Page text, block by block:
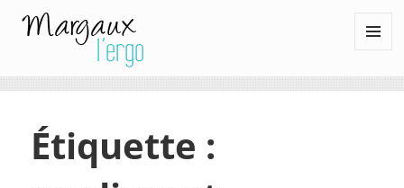
Margaux l'ergo
Étiquette :